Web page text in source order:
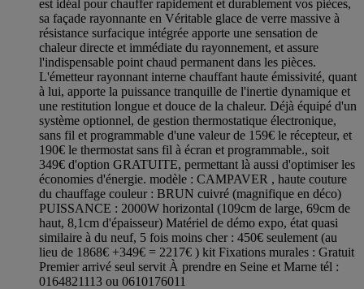
est idéal pour chauffer rapidement et durablement vos pièces,
sa façade rayonnante en Véritable glace de verre massive à
résistance surfacique intégrée apporte une sensation de
chaleur directe et immédiate du rayonnement, et assure
l'indispensable point chaud permanent dans les pièces.
L'émetteur rayonnant interne chauffant haute émissivité, quant
à lui, apporte la puissance tranquille de l'inertie dynamique et
une restitution longue et douce de la chaleur. Déjà équipé d'un
système optionnel, de gestion thermostatique électronique,
sans fil et programmable d'une valeur de 159€ le récepteur, et
190€ le thermostat sans fil à écran et programmable., soit
349€ d'option GRATUITE, permettant là aussi d'optimiser les
économies d'énergie. modèle : CAMPAVER , haute couture
du chauffage couleur : BRUN cuivré (magnifique en déco)
PUISSANCE : 2000W horizontal (109cm de large, 69cm de
haut, 8,1cm d'épaisseur) Matériel de démo expo, état quasi
similaire à du neuf, 5 fois moins cher : 450€ seulement (au
lieu de 1868€ +349€ = 2217€ ) kit Fixations murales : Gratuit
Premier arrivé seul servit À prendre en Seine et Marne tél :
0164821113 ou 0610176011